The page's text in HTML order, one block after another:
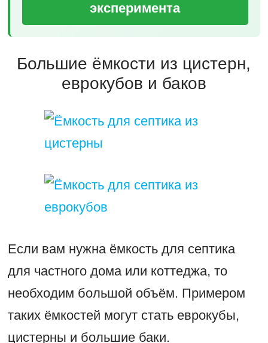
эксперимента
Большие ёмкости из цистерн,
еврокубов и баков
Если вам нужна ёмкость для септика
для частного дома или коттеджа, то
необходим большой объём. Примером
таких ёмкостей могут стать еврокубы,
цистерны и большие баки.